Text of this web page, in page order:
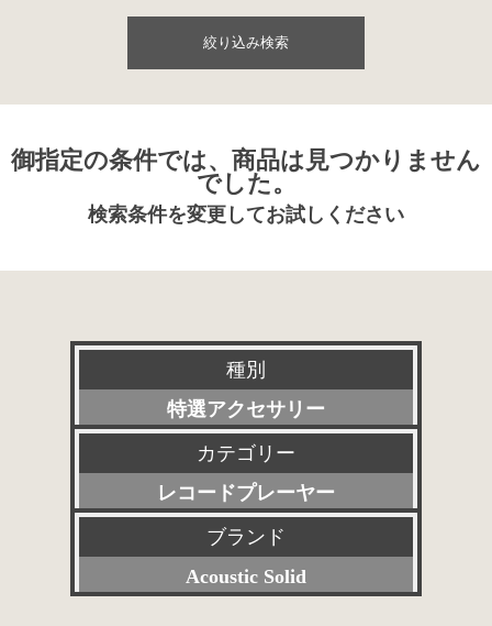
絞り込み検索
御指定の条件では、商品は見つかりません
でした。
検索条件を変更してお試しください
種別
特選アクセサリー
新品
委託販売品
特価品
その他委託販売品
カテゴリー
レコードプレーヤー
すべて
プリアンプ
ブランド
Acoustic Solid